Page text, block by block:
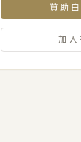
贊助
加入